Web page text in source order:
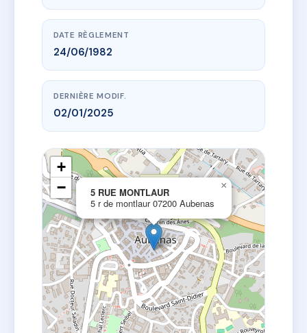
DATE RÈGLEMENT
24/06/1982
DERNIÈRE MODIF.
02/01/2025
5 RUE MONTLAUR
5 r de montlaur 07200 Aubenas
×
+
−